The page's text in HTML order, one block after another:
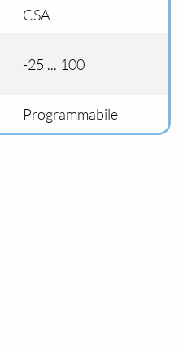
CSA
-25 ... 100
Programmabile